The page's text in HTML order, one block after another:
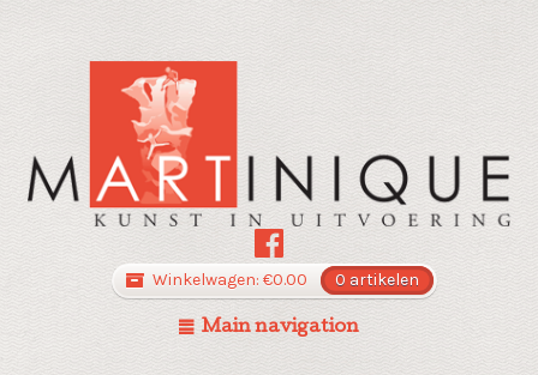
Winkelwagen: €0.00 0 artikelen
Main navigation